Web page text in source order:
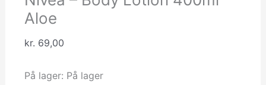
Aloe
kr. 69,00
På lager: På lager